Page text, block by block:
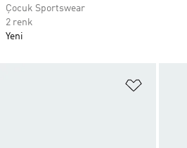
Çocuk Sportswear
2 renk
Yeni